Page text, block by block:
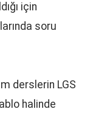
için
soru
derslerin LGS
halinde